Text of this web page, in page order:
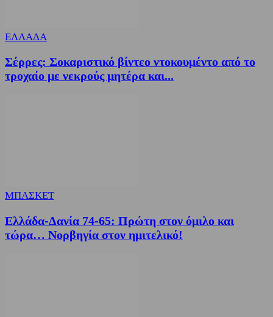
ΕΛΛΑΔΑ
Σέρρες: Σοκαριστικό βίντεο ντοκουμέντο από το
τροχαίο με νεκρούς μητέρα και...
ΜΠΑΣΚΕΤ
Ελλάδα-Δανία 74-65: Πρώτη στον όμιλο και
τώρα… Νορβηγία στον ημιτελικό!